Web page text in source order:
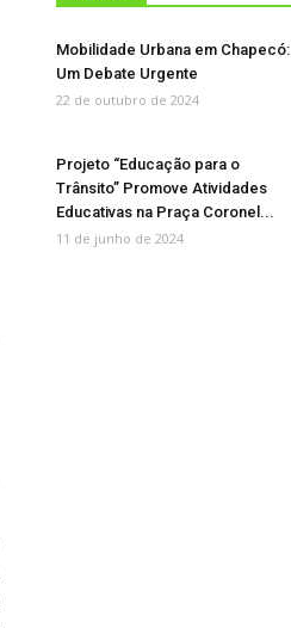
Mobilidade Urbana em Chapecó:
Um Debate Urgente
22 de outubro de 2024
Projeto “Educação para o
Trânsito” Promove Atividades
Educativas na Praça Coronel...
11 de junho de 2024